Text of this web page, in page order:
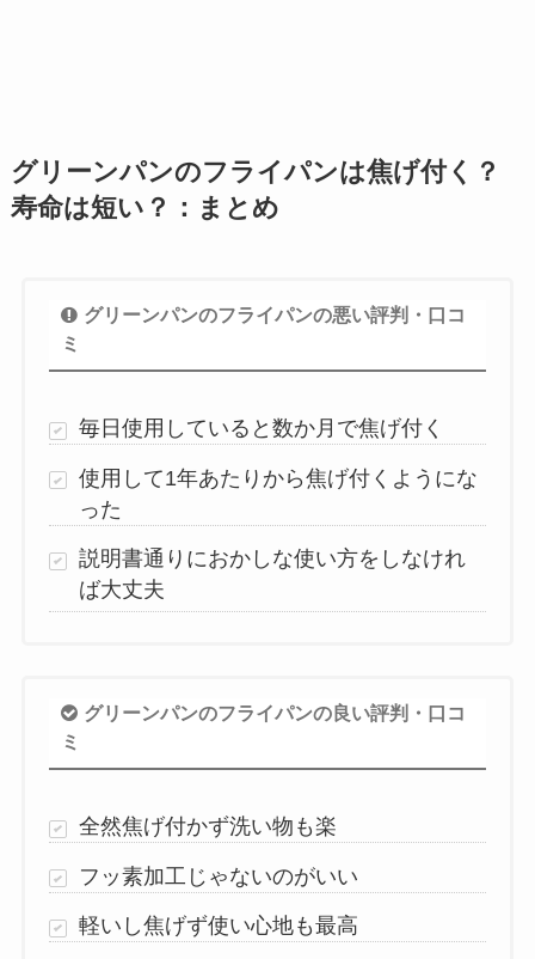
グリーンパンのフライパンは焦げ付く？
寿命は短い？：まとめ
グリーンパンのフライパンの悪い評判・口コ
ミ
毎日使用していると数か月で焦げ付く
使用して1年あたりから焦げ付くようにな
った
説明書通りにおかしな使い方をしなけれ
ば大丈夫
グリーンパンのフライパンの良い評判・口コ
ミ
全然焦げ付かず洗い物も楽
フッ素加工じゃないのがいい
軽いし焦げず使い心地も最高